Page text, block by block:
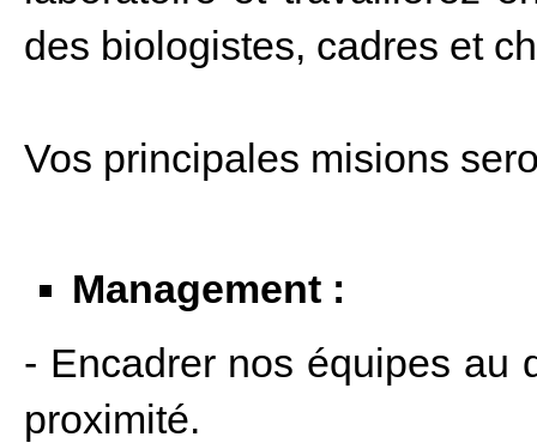
des biologistes, cadres et
Vos principales misions
Management :
- Encadrer nos équipes au
proximité.